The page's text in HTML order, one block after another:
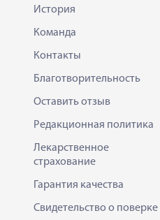
История
Команда
Контакты
Благотворительность
Оставить отзыв
Редакционная политика
Лекарственное
страхование
Гарантия качества
Свидетельство о поверке